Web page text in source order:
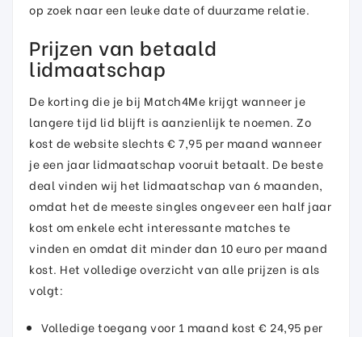
op zoek naar een leuke date of duurzame relatie.
Prijzen van betaald
lidmaatschap
De korting die je bij Match4Me krijgt wanneer je
langere tijd lid blijft is aanzienlijk te noemen. Zo
kost de website slechts € 7,95 per maand wanneer
je een jaar lidmaatschap vooruit betaalt. De beste
deal vinden wij het lidmaatschap van 6 maanden,
omdat het de meeste singles ongeveer een half jaar
kost om enkele echt interessante matches te
vinden en omdat dit minder dan 10 euro per maand
kost. Het volledige overzicht van alle prijzen is als
volgt:
Volledige toegang voor 1 maand kost € 24,95 per